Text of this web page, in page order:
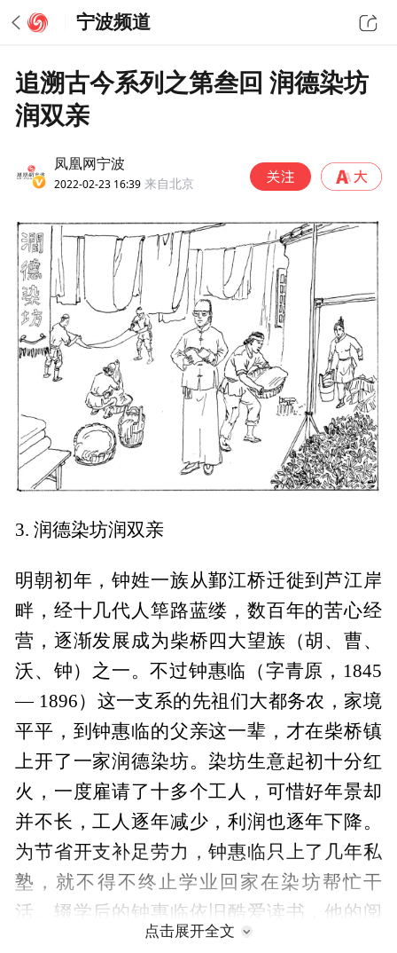
宁波频道
追溯古今系列之第叁回 润德染坊
润双亲
凤凰网宁波
2022-02-23 16:39 来自北京
3. 润德染坊润双亲
明朝初年，钟姓一族从鄞江桥迁徙到芦江岸
畔，经十几代人筚路蓝缕，数百年的苦心经
营，逐渐发展成为柴桥四大望族（胡、曹、
沃、钟）之一。不过钟惠临（字青原，1845
— 1896）这一支系的先祖们大都务农，家境
平平，到钟惠临的父亲这一辈，才在柴桥镇
上开了一家润德染坊。染坊生意起初十分红
火，一度雇请了十多个工人，可惜好年景却
并不长，工人逐年减少，利润也逐年下降。
为节省开支补足劳力，钟惠临只上了几年私
塾，就不得不终止学业回家在染坊帮忙干
活。辍学后的钟惠临依旧酷爱读书，他的阅
读范围很广，经史、通俗均有所涉猎，钟惠
点击展开全文